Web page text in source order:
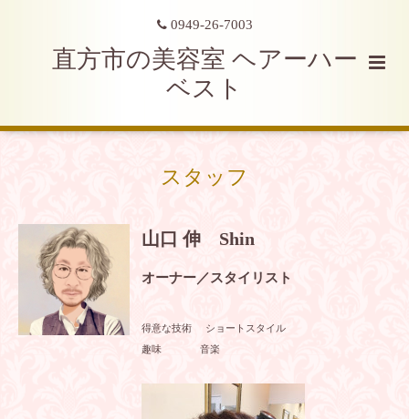
0949-26-7003
直方市の美容室 ヘアーハー
ベスト
スタッフ
山口 伸 Shin
オーナー／スタイリスト
得意な技術 ショートスタイル
趣味 音楽